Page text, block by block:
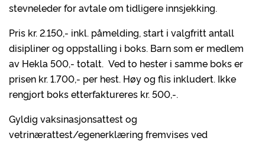
stevneleder for avtale om tidligere innsjekking.
Pris kr. 2.150,- inkl. påmelding, start i valgfritt antall
disipliner og oppstalling i boks. Barn som er medlem
av Hekla 500,- totalt. Ved to hester i samme boks er
prisen kr. 1.700,- per hest. Høy og flis inkludert. Ikke
rengjort boks etterfaktureres kr. 500,-.
Gyldig vaksinasjonsattest og
vetrinærattest/egenerklæring fremvises ved